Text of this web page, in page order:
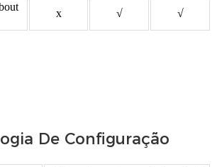
x √ √
De Configuração